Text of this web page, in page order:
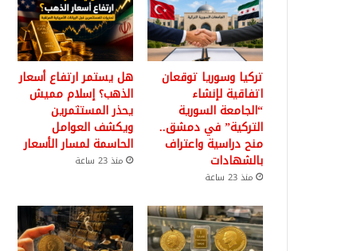
تركيا وسوريا توقعان
اتفاقية لإنشاء
“الجامعة السورية
التركية” في دمشق..
منح دراسية واعتراف
بالشهادات
منذ 23 ساعة
هل يستمر ارتفاع أسعار
الذهب؟ إسلام مميش
يحذر المستثمرين
ويكشف العوامل
الحاسمة لمسار الأسعار
منذ 23 ساعة